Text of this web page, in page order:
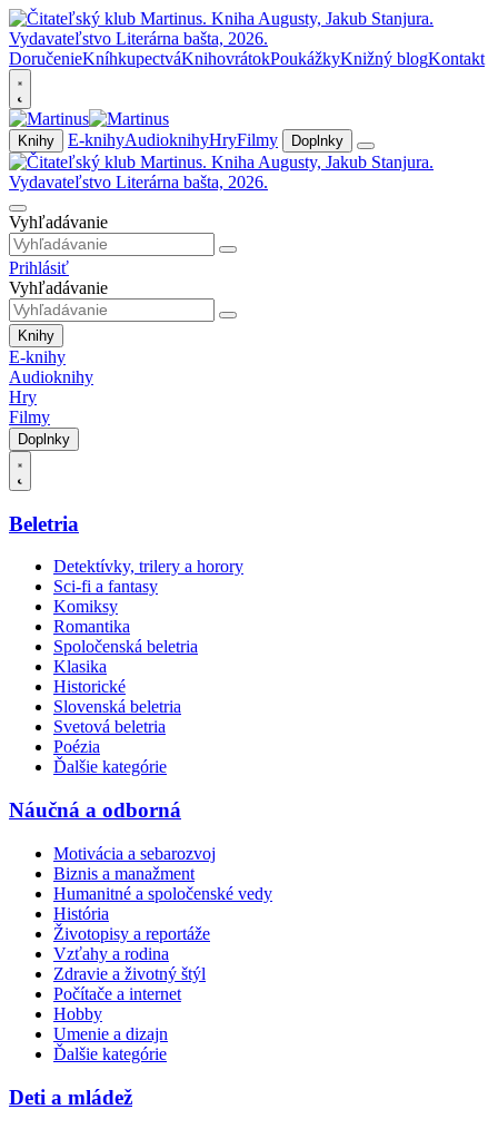
DoručenieKníhkupectváKnihovrátokPoukážkyKnižný blogKontakt
Knihy E-knihyAudioknihyHryFilmy Doplnky
Vyhľadávanie
Prihlásiť
Vyhľadávanie
Knihy
E-knihy
Audioknihy
Hry
Filmy
Doplnky
Beletria
Detektívky, trilery a horory
Sci-fi a fantasy
Komiksy
Romantika
Spoločenská beletria
Klasika
Historické
Slovenská beletria
Svetová beletria
Poézia
Ďalšie kategórie
Náučná a odborná
Motivácia a sebarozvoj
Biznis a manažment
Humanitné a spoločenské vedy
História
Životopisy a reportáže
Vzťahy a rodina
Zdravie a životný štýl
Počítače a internet
Hobby
Umenie a dizajn
Ďalšie kategórie
Deti a mládež